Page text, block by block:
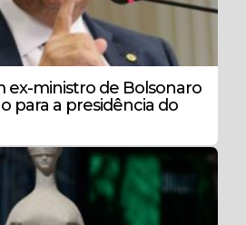
ex-ministro de Bolsonaro
para a presidência do